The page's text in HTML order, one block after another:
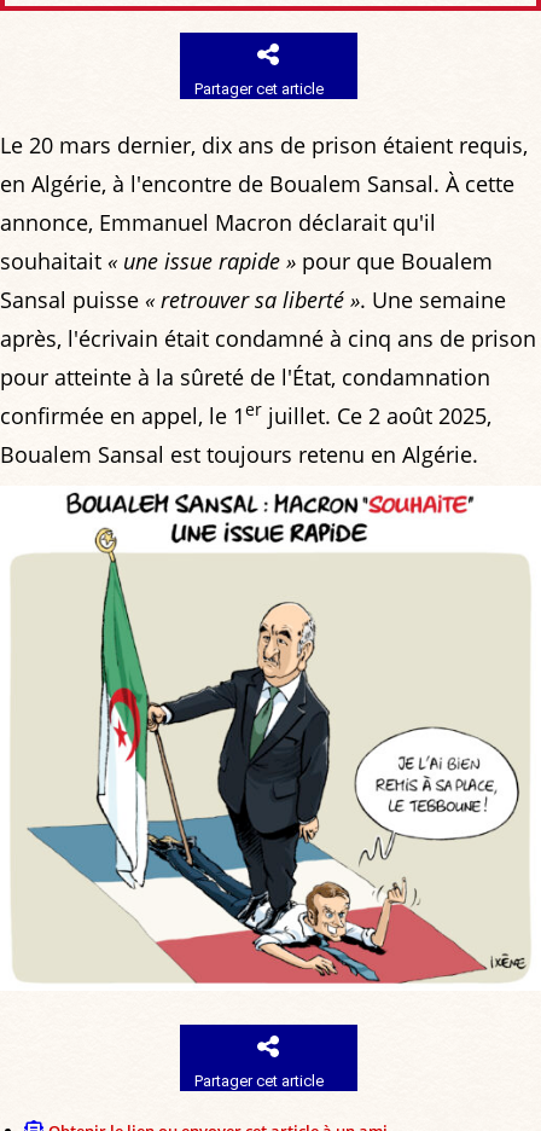
Partager cet article
Le 20 mars dernier, dix ans de prison étaient requis,
en Algérie, à l'encontre de Boualem Sansal. À cette
annonce, Emmanuel Macron déclarait qu'il
souhaitait « une issue rapide » pour que Boualem
Sansal puisse « retrouver sa liberté ». Une semaine
après, l'écrivain était condamné à cinq ans de prison
pour atteinte à la sûreté de l'État, condamnation
confirmée en appel, le 1er juillet. Ce 2 août 2025,
Boualem Sansal est toujours retenu en Algérie.
Partager cet article